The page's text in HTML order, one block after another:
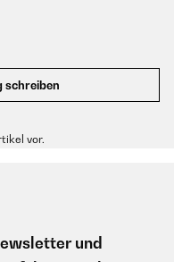
schreiben
vor.
und